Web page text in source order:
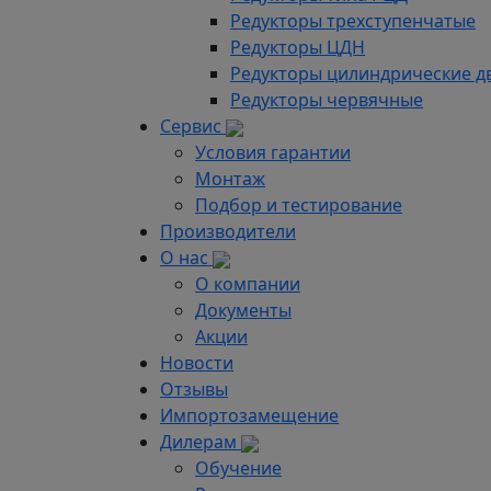
Редукторы трехступенчатые
Редукторы ЦДН
Редукторы цилиндрические
Редукторы червячные
Сервис
Условия гарантии
Монтаж
Подбор и тестирование
Производители
О нас
О компании
Документы
Акции
Новости
Отзывы
Импортозамещение
Дилерам
Обучение